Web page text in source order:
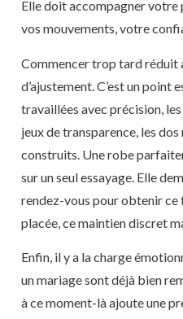
Elle doit accompagner
vos mouvements, votre
Commencer trop tard réduit
d’ajustement. C’est un point
travaillées avec précision,
jeux de transparence, les dos
construits. Une robe
sur un seul essayage. Elle
rendez-vous pour obtenir
placée, ce maintien discret
Enfin, il y a la charge
un mariage sont déjà bien
à ce moment-là ajoute une